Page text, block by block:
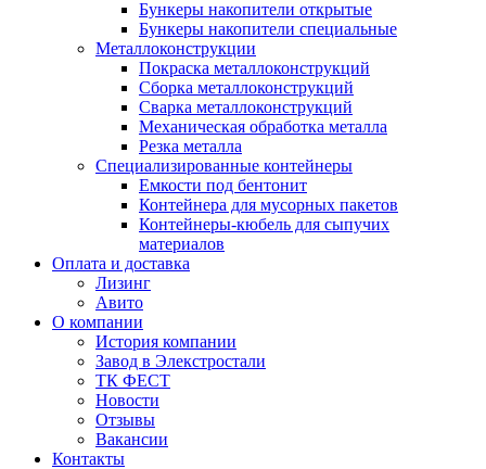
Бункеры накопители открытые
Бункеры накопители специальные
Металлоконструкции
Покраска металлоконструкций
Сборка металлоконструкций
Сварка металлоконструкций
Механическая обработка металла
Резка металла
Специализированные контейнеры
Емкости под бентонит
Контейнера для мусорных пакетов
Контейнеры-кюбель для сыпучих
материалов
Оплата и доставка
Лизинг
Авито
О компании
История компании
Завод в Элекстростали
ТК ФЕСТ
Новости
Отзывы
Вакансии
Контакты